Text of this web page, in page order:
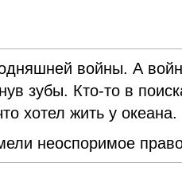
войны. А
зубы. Кто-то в
хотел жить у океана.
неоспоримое право